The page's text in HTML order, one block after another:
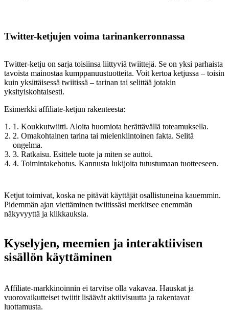
Twitter-ketjujen voima tarinankerronnassa
Twitter-ketju on sarja toisiinsa liittyviä twiittejä. Se on yksi parhaista
tavoista mainostaa kumppanuustuotteita. Voit kertoa ketjussa – toisin
kuin yksittäisessä twiitissä – tarinan tai selittää jotakin
yksityiskohtaisesti.
Esimerkki affiliate-ketjun rakenteesta:
1. Koukkutwiitti. Aloita huomiota herättävällä toteamuksella.
2. Omakohtainen tarina tai mielenkiintoinen fakta. Selitä
ongelma.
3. Ratkaisu. Esittele tuote ja miten se auttoi.
4. Toimintakehotus. Kannusta lukijoita tutustumaan tuotteeseen.
Ketjut toimivat, koska ne pitävät käyttäjät osallistuneina kauemmin.
Pidemmän ajan viettäminen twiitissäsi merkitsee enemmän
näkyvyyttä ja klikkauksia.
Kyselyjen, meemien ja interaktiivisen
sisällön käyttäminen
Affiliate-markkinoinnin ei tarvitse olla vakavaa. Hauskat ja
vuorovaikutteiset twiitit lisäävät aktiivisuutta ja rakentavat
luottamusta.